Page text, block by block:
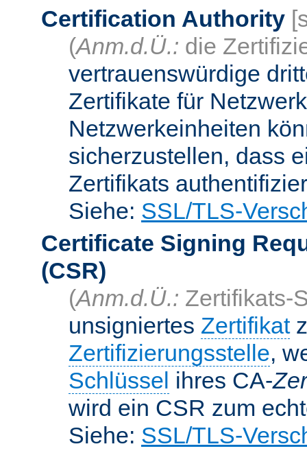
Certification Authority
(Anm.d.Ü.: die
vertrauenswürdige
Zertifikate für
Netzwerkeinheiten
sicherzustellen, dass
Zertifikats
Siehe: SSL/TLS-
Certificate Signing
(CSR)
(Anm.d.Ü.: Zertifikats-
unsigniertes Zertifikat
Zertifizierungsstelle,
Schlüssel ihres CA-
wird ein CSR zum
Siehe: SSL/TLS-